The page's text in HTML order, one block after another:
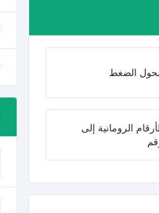
الضغط
الرومانية إلى